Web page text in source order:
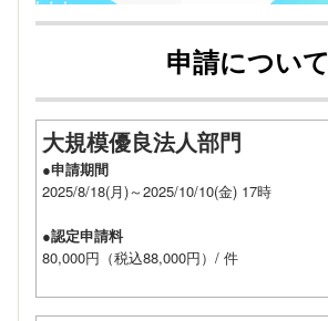
申請について
大規模優良法人部門
●申請期間
2025/8/18(月)～2025/10/10(金) 17時
●認定申請料
80,000円（税込88,000円）/ 件